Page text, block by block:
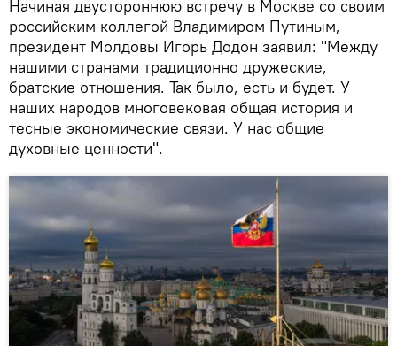
Начиная двустороннюю встречу в Москве со своим
российским коллегой Владимиром Путиным,
президент Молдовы Игорь Додон заявил: "Между
нашими странами традиционно дружеские,
братские отношения. Так было, есть и будет. У
наших народов многовековая общая история и
тесные экономические связи. У нас общие
духовные ценности".